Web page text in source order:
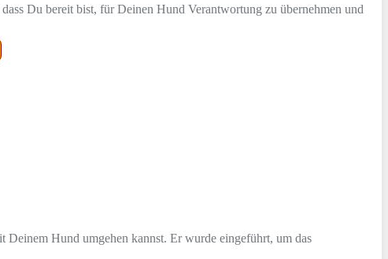
Du bereit bist, für Deinen Hund Verantwortung zu übernehmen und
Hund umgehen kannst. Er wurde eingeführt, um das